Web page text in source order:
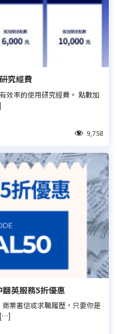
究經費
效率的使用研究經費。 點數加
9,758
翻英服務5折優惠
業書信或求職履歷，只要你是
[…]